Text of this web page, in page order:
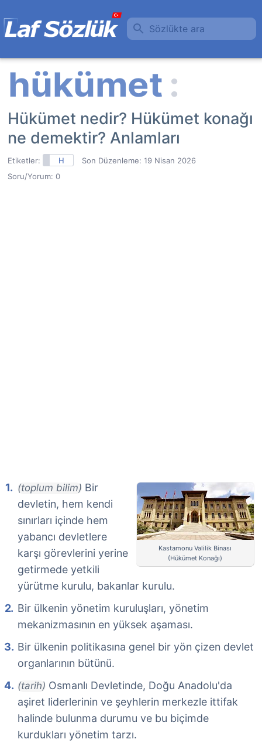
Sözlükte ara
Hükümet nedir? Hükümet konağı
ne demektir? Anlamları
Etiketler: H Son Düzenleme: 19 Nisan 2026
Soru/Yorum: 0
Kastamonu Valilik Binası
(Hükümet Konağı)
(toplum bilim) Bir
devletin, hem kendi
sınırları içinde hem
yabancı devletlere
karşı görevlerini yerine
getirmede yetkili
yürütme kurulu, bakanlar kurulu.
Bir ülkenin yönetim kuruluşları, yönetim
mekanizmasının en yüksek aşaması.
Bir ülkenin politikasına genel bir yön çizen devlet
organlarının bütünü.
(tarih) Osmanlı Devletinde, Doğu Anadolu'da
aşiret liderlerinin ve şeyhlerin merkezle ittifak
halinde bulunma durumu ve bu biçimde
kurdukları yönetim tarzı.